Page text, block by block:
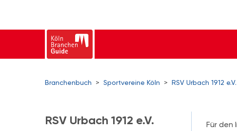
Branchenbuch > Sportvereine Köln > RSV Urbach 1912 e.V.
RSV Urbach 1912 e.V.
Für den